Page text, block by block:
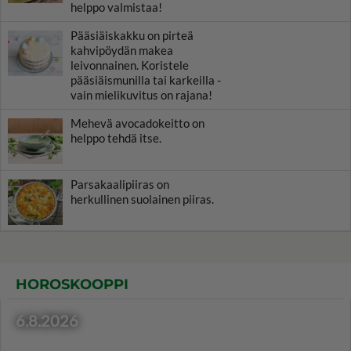
helppo valmistaa!
Pääsiäiskakku on pirteä
kahvipöydän makea
leivonnainen. Koristele
pääsiäismunilla tai karkeilla -
vain mielikuvitus on rajana!
Mehevä avocadokeitto on
helppo tehdä itse.
Parsakaalipiiras on
herkullinen suolainen piiras.
HOROSKOOPPI
6.8.2026